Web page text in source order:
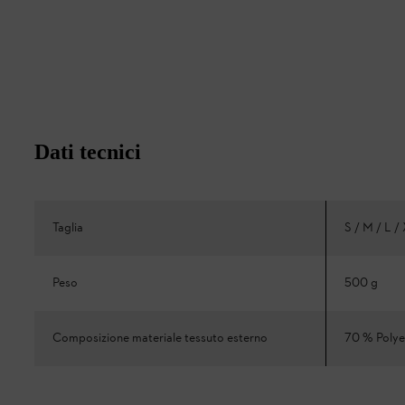
Dati tecnici
Taglia S / M / L /
Peso 500 g
Composizione materiale tessuto esterno 70 %